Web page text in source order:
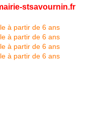
stsavournin.fr